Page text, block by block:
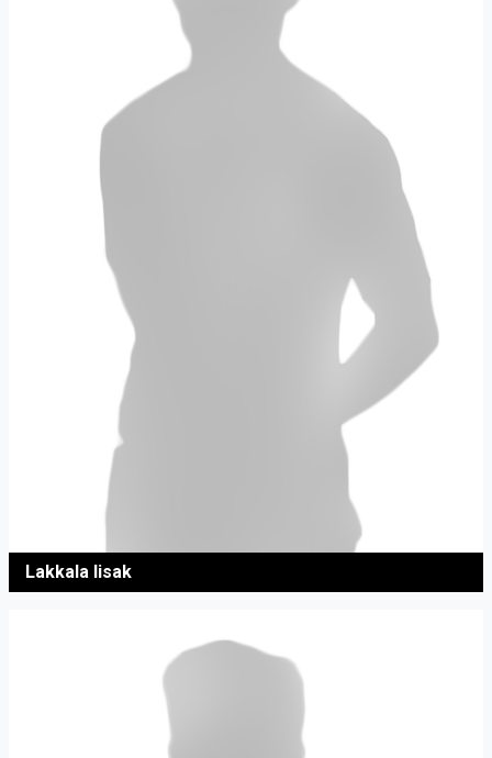
Lakkala Iisak